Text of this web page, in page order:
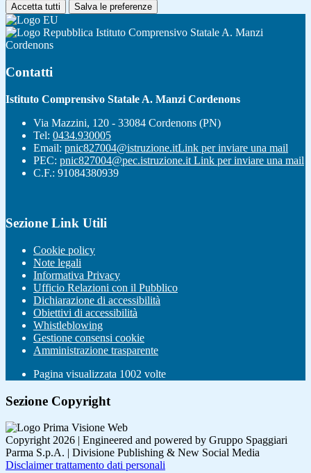
Accetta tutti Salva le preferenze
Istituto Comprensivo Statale A. Manzi
Cordenons
Contatti
Istituto Comprensivo Statale A. Manzi Cordenons
Via Mazzini, 120 - 33084 Cordenons (PN)
Tel: 0434.930005
Email: pnic827004@istruzione.itLink per inviare una mail
PEC: pnic827004@pec.istruzione.it Link per inviare una mail
C.F.: 91084380939
Sezione Link Utili
Cookie policy
Note legali
Informativa Privacy
Ufficio Relazioni con il Pubblico
Dichiarazione di accessibilità
Obiettivi di accessibilità
Whistleblowing
Gestione consensi cookie
Amministrazione trasparente
Pagina visualizzata 1002 volte
Sezione Copyright
Copyright 2026 | Engineered and powered by Gruppo Spaggiari
Parma S.p.A. | Divisione Publishing & New Social Media
Disclaimer trattamento dati personali